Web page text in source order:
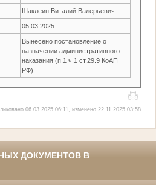
Шаклеин Виталий Валерьевич
05.03.2025
Вынесено постановление о
назначении административного
наказания (п.1 ч.1 ст.29.9 КоАП
РФ)
06.03.2025 06:11, изменено 22.11.2025 03:58
ДОКУМЕНТОВ В